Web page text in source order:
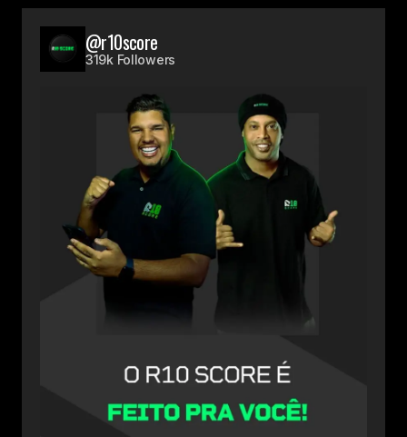
@r10score
319k Followers